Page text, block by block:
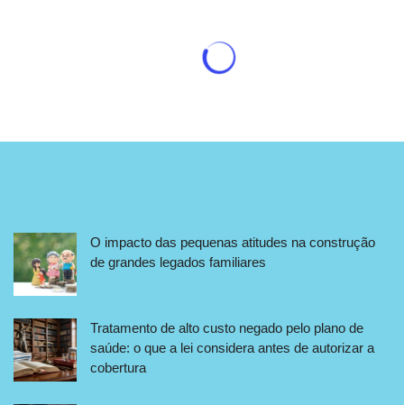
O impacto das pequenas atitudes na construção
de grandes legados familiares
Tratamento de alto custo negado pelo plano de
saúde: o que a lei considera antes de autorizar a
cobertura